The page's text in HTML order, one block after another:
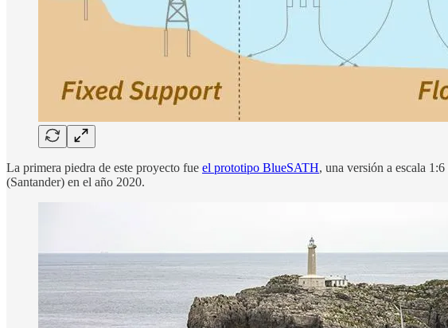
La primera piedra de este proyecto fue el prototipo BlueSATH, una versión a escala
(Santander) en el año 2020.